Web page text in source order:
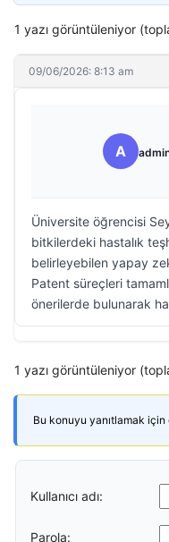
1 yazı görüntüleniyor
09/06/2026: 8:13 am
A
Üniversite öğrencisi
bitkilerdeki hastalık
belirleyebilen yapay
Patent süreçleri
önerilerde bulunarak
1 yazı görüntüleniyor
Bu konuyu yanıtlamak için
Kullanıcı adı:
Parola: